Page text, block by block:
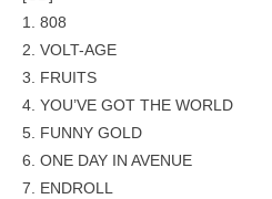
1. 808
2. VOLT-AGE
3. FRUITS
4. YOU’VE GOT THE WORLD
5. FUNNY GOLD
6. ONE DAY IN AVENUE
7. ENDROLL